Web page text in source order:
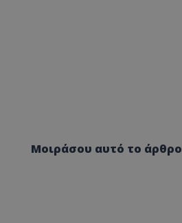
Μοιράσου αυτό το άρθρο